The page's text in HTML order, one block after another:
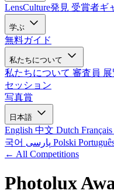
LensCulture発見 受賞者ギ
学ぶ
無料ガイド
私たちについて
私たちについて 審査員
セッション
写真賞
日本語
English 中文 Dutch Français
국어
Polski
← All Competitions
Photolux